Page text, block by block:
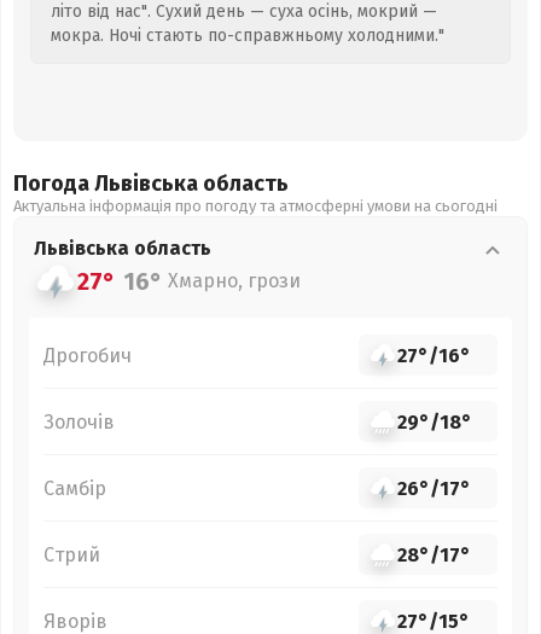
літо від нас". Сухий день — суха осінь, мокрий —
мокра. Ночі стають по-справжньому холодними."
Погода Львівська область
Актуальна інформація про погоду та атмосферні умови на сьогодні
Львівська область
27° 16° Хмарно, грози
Дрогобич 27°/16°
Золочів 29°/18°
Самбір 26°/17°
Стрий 28°/17°
Яворів 27°/15°